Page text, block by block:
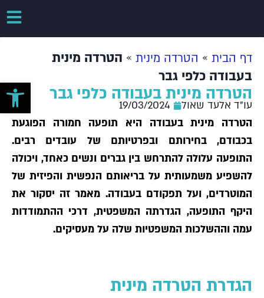
דף הבית » הטרדה מינית » הטרדה מינית
בעבודה כלפי גבר
הטרדה מינית בעבודה כלפי גבר
עו"ד אלעד שאול
19/03/2024
הטרדה מינית בעבודה היא תופעה חמורה הפוגעת
בכבודם, בחירותם ובפרטיותם של עובדים רבים.
התופעה עלולה להתרחש בין גברים ונשים כאחד, ויכולה
להשפיע משמעותית על בריאותם הנפשית והפיזית של
המוטרדים, ועל תפקודם בעבודה. מאמר זה יסקור את
היקף התופעה, הגדרתה המשפטית, דרכי ההתמודדות
עמה וההשלכות המשפטיות שלה על מעסיקים.
הגדרת הטרדה מינית
פתח